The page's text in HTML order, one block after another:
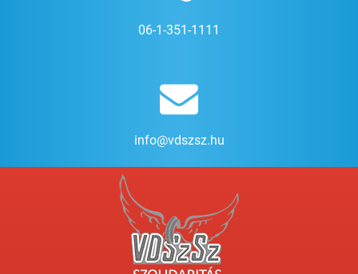
06-1-351-1111
info@vdszsz.hu